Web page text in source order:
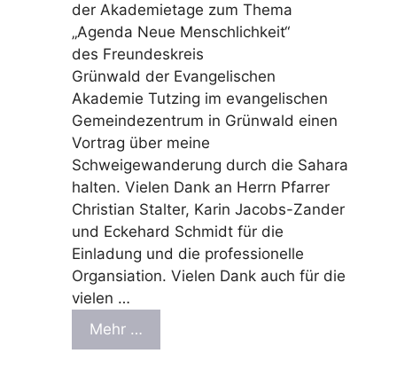
der Akademietage zum Thema
„Agenda Neue Menschlichkeit“
des Freundeskreis
Grünwald der Evangelischen
Akademie Tutzing im evangelischen
Gemeindezentrum in Grünwald einen
Vortrag über meine
Schweigewanderung durch die Sahara
halten. Vielen Dank an Herrn Pfarrer
Christian Stalter, Karin Jacobs-Zander
und Eckehard Schmidt für die
Einladung und die professionelle
Organsiation. Vielen Dank auch für die
vielen …
Mehr …